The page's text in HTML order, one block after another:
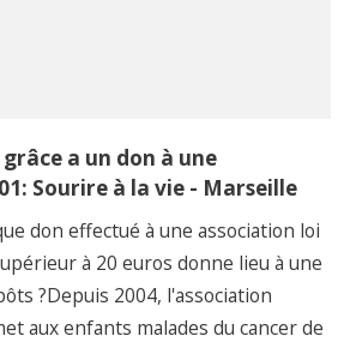
a un don à une
Sourire à la vie - Marseille
don effectué à une association loi
à 20 euros donne lieu à une
?Depuis 2004, l'association
aux enfants malades du cancer de